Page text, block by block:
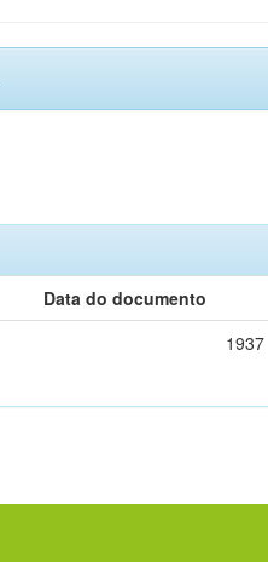
Data do documento
1937